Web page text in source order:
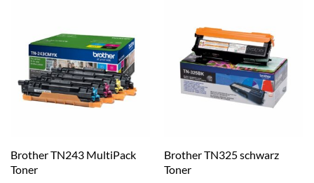
Brother TN243 MultiPack
Toner
Brother TN325 schwarz
Toner